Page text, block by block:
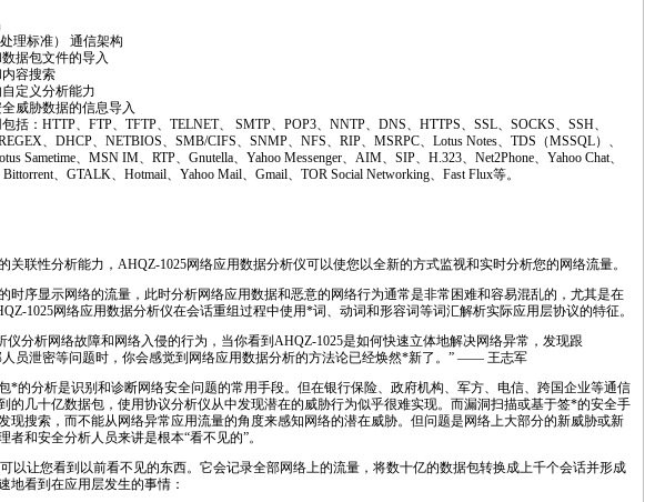
理标准） 通信架构
据包文件的导入
容搜索
定义分析能力
威胁数据的信息导入
括：HTTP、FTP、TFTP、TELNET、 SMTP、POP3、NNTP、DNS、HTTPS、SSL、SOCKS、SSH、
、DHCP、NETBIOS、SMB/CIFS、SNMP、NFS、RIP、MSRPC、Lotus Notes、TDS（MSSQL）、
Sametime、MSN IM、RTP、Gnutella、Yahoo Messenger、AIM、SIP、H.323、Net2Phone、Yahoo Chat、
、GTALK、Hotmail、Yahoo Mail、Gmail、TOR Social Networking、Fast Flux等。
关联性分析能力，AHQZ-1025网络应用数据分析仪可以使您以全新的方式监视和实时分析您的网络流量。
时序显示网络的流量，此时分析网络应用数据和恶意的网络行为通常是非常困难和容易混乱的，尤其是在
1025网络应用数据分析仪在会话重组过程中使用*词、动词和形容词等词汇解析实际应用层协议的特征。
仪分析网络故障和网络入侵的行为，当你看到AHQZ-1025是如何快速立体地解决网络异常，发现跟
员泄密等问题时，你会感觉到网络应用数据分析的方法论已经焕然*新了。” —— 王志军
*的分析是识别和诊断网络安全问题的常用手段。但在银行保险、政府机构、军方、电信、跨国企业等通信
的几十亿数据包，使用协议分析仪从中发现潜在的威胁行为似乎很难实现。而漏洞扫描或基于签*的安全手
现搜索，而不能从网络异常应用流量的角度来感知网络的潜在威胁。但问题是网络上大部分的新威胁或新
和安全分析人员来讲是根本“看不见的”。
以让您看到以前看不见的东西。它会记录全部网络上的流量，将数十亿的数据包转换成上千个会话并形成
地看到在应用层发生的事情：